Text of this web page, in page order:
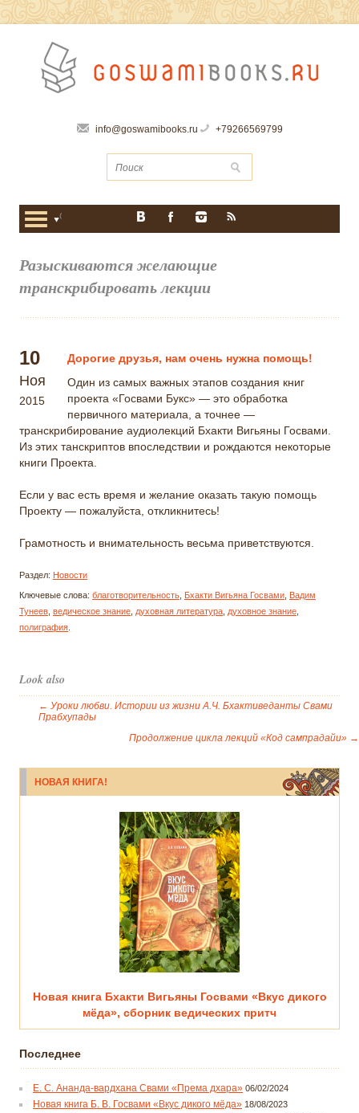
info@goswamibooks.ru +79266569799
Разыскиваются желающие
транскрибировать лекции
10
Ноя
2015
Дорогие друзья, нам очень нужна помощь!
Один из самых важных этапов создания книг
проекта «Госвами Букс» — это обработка
первичного материала, а точнее —
транскрибирование аудиолекций Бхакти Вигьяны Госвами.
Из этих танскриптов впоследствии и рождаются некоторые
книги Проекта.
Если у вас есть время и желание оказать такую помощь
Проекту — пожалуйста, откликнитесь!
Грамотность и внимательность весьма приветствуются.
Раздел: Новости
Ключевые слова: благотворительность Бхакти Вигьяна Госвами Вадим
Тунеев ведическое знание духовная литература духовное знание
полиграфия
Look also
← Уроки любви. Истории из жизни А.Ч. Бхактиведанты Свами
Прабхупады
Продолжение цикла лекций «Код сампрадайи» →
НОВАЯ КНИГА!
Новая книга Бхакти Вигьяны Госвами «Вкус дикого
мёда», сборник ведических притч
Последнее
Е. С. Ананда-вардхана Свами «Према дхара» 06/02/2024
Новая книга Б. В. Госвами «Вкус дикого мёда» 18/08/2023